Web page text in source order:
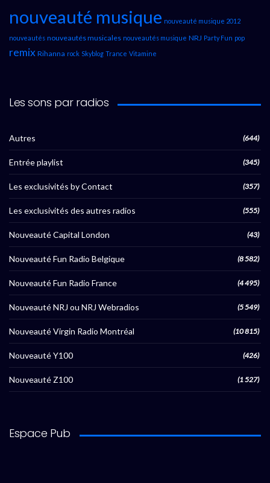
nouveauté musique nouveauté musique 2012
nouveautés nouveautés musicales nouveautés musique NRJ Party Fun pop
remix Rihanna rock Skyblog Trance Vitamine
Les sons par radios
Autres (644)
Entrée playlist (345)
Les exclusivités by Contact (357)
Les exclusivités des autres radios (555)
Nouveauté Capital London (43)
Nouveauté Fun Radio Belgique (8 582)
Nouveauté Fun Radio France (4 495)
Nouveauté NRJ ou NRJ Webradios (5 549)
Nouveauté Virgin Radio Montréal (10 815)
Nouveauté Y100 (426)
Nouveauté Z100 (1 527)
Espace Pub